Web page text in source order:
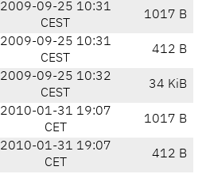
2009-09-25 10:31
CEST
1017 B
2009-09-25 10:31
CEST
412 B
2009-09-25 10:32
CEST
34 KiB
2010-01-31 19:07
CET
1017 B
2010-01-31 19:07
CET
412 B